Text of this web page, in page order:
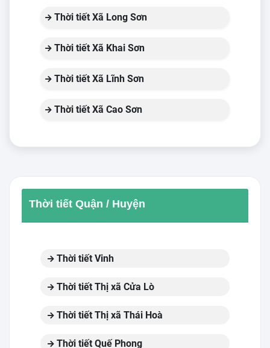
Thời tiết Xã Long Sơn
Thời tiết Xã Khai Sơn
Thời tiết Xã Lĩnh Sơn
Thời tiết Xã Cao Sơn
Thời tiết Quận / Huyện
Thời tiết Vinh
Thời tiết Thị xã Cửa Lò
Thời tiết Thị xã Thái Hoà
Thời tiết Quế Phong